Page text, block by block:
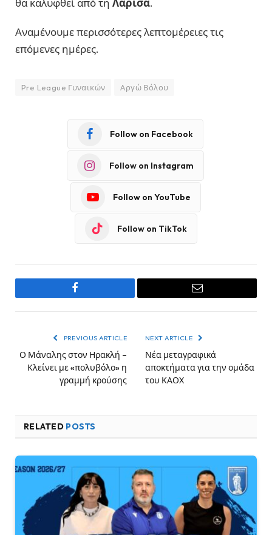
θα καλυφθεί από τη Λάρισα.
Αναμένουμε περισσότερες λεπτομέρειες τις
επόμενες ημέρες.
Pre League Γυναικών Αργώ Βόλου
Follow on Facebook
Follow on Instagram
Follow on YouTube
Follow on TikTok
Facebook Email
PREVIOUS ARTICLE
Ο Μάναλης στον Ηρακλή –
Κλείνει με «πολυβόλο» η
γραμμή κρούσης
NEXT ARTICLE
Νέα μεταγραφικά
αποκτήματα για την ομάδα
του ΚΑΟΧ
RELATED POSTS